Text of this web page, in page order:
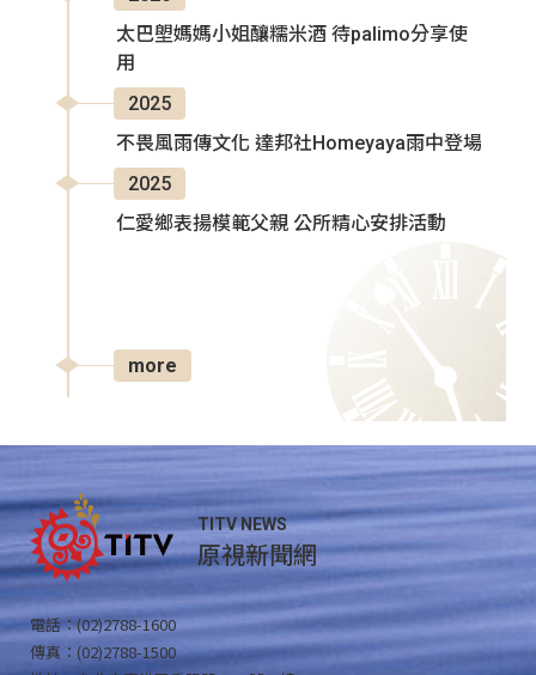
太巴塱媽媽小姐釀糯米酒 待palimo分享使
用
2025
不畏風雨傳文化 達邦社Homeyaya雨中登場
2025
仁愛鄉表揚模範父親 公所精心安排活動
more
TITV NEWS
原視新聞網
電話：(02)2788-1600
傳真：(02)2788-1500